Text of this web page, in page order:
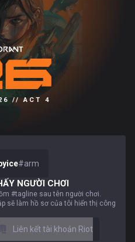
// ACT 4
#arm
NGƯỜI CHƠI
#tagline sau tên người chơi.
sẽ làm hồ sơ của tôi hiển thị công
Liên kết tài khoản Riot